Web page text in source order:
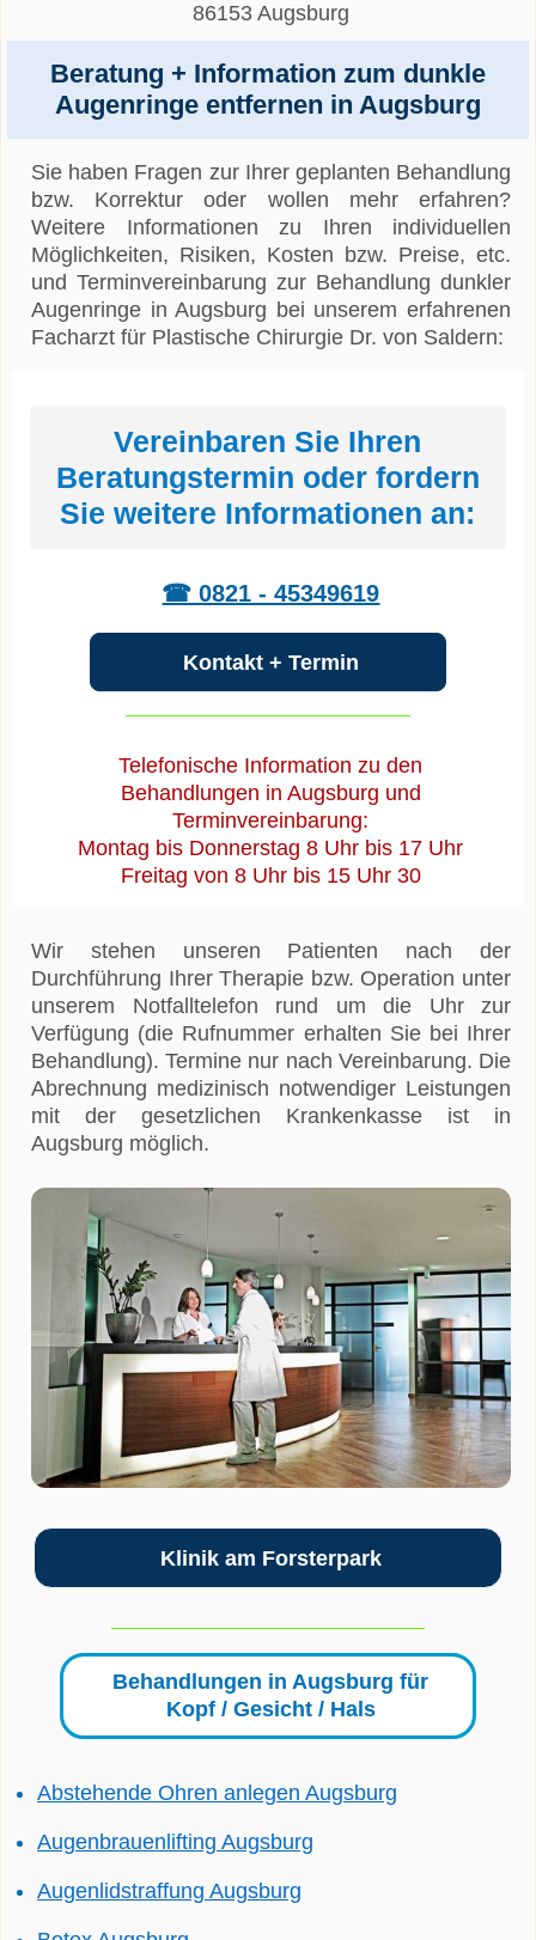
86153 Augsburg
Beratung + Information zum dunkle
Augenringe entfernen in Augsburg
Sie haben Fragen zur Ihrer geplanten Behandlung
bzw. Korrektur oder wollen mehr erfahren?
Weitere Informationen zu Ihren individuellen
Möglichkeiten, Risiken, Kosten bzw. Preise, etc.
und Terminvereinbarung zur Behandlung dunkler
Augenringe in Augsburg bei unserem erfahrenen
Facharzt für Plastische Chirurgie Dr. von Saldern:
Vereinbaren Sie Ihren
Beratungstermin oder fordern
Sie weitere Informationen an:
☎ 0821 - 45349619
Kontakt + Termin
Telefonische Information zu den
Behandlungen in Augsburg und
Terminvereinbarung:
Montag bis Donnerstag 8 Uhr bis 17 Uhr
Freitag von 8 Uhr bis 15 Uhr 30
Wir stehen unseren Patienten nach der
Durchführung Ihrer Therapie bzw. Operation unter
unserem Notfalltelefon rund um die Uhr zur
Verfügung (die Rufnummer erhalten Sie bei Ihrer
Behandlung). Termine nur nach Vereinbarung. Die
Abrechnung medizinisch notwendiger Leistungen
mit der gesetzlichen Krankenkasse ist in
Augsburg möglich.
Klinik am Forsterpark
Behandlungen in Augsburg für
Kopf / Gesicht / Hals
Abstehende Ohren anlegen Augsburg
Augenbrauenlifting Augsburg
Augenlidstraffung Augsburg